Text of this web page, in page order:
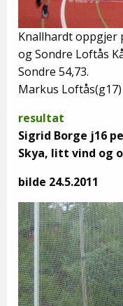
Knallhardt oppgjer
og Sondre Loftås
Sondre 54,73.
Markus
resultat
Sigrid Borge j16
Skya, litt vind og
bilde 24.5.2011